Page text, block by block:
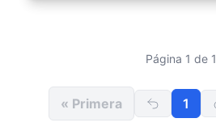
Página 1 de 1
« Primera 1